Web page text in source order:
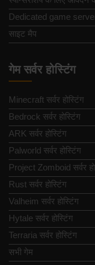
Dedicated game
साइट मैप
गेम सर्वर होस्टिंग
Minecraft सर्वर होस्टिंग
Bedrock सर्वर होस्टिंग
ARK सर्वर होस्टिंग
Palworld सर्वर होस्टिंग
Project Zomboid सर्वर
Rust सर्वर होस्टिंग
Valheim सर्वर होस्टिंग
Hytale सर्वर होस्टिंग
Terraria सर्वर होस्टिंग
सभी गेम